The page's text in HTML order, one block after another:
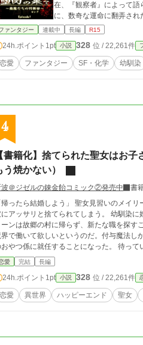
在、『観察者』によって語られます。 オタクな中年男女がコミカルに、生まれつ
に、数奇な運命に翻弄された三名は遠い未来で
成、全六章で紡がれます。 神々とは、悪魔とは、星々の意思とは、そして滅びとは…… この物語は令和から始ま
いたします。 ※挿
ァンタジー 連載中 長編 R15
24h.ポイント 1pt 小説 328 位 / 22,261件
恋愛 ファンタジー SF・化学 幼馴染
4
書籍化】捨てられた聖女はお子
う焼かない）
波＠ジゼルの錬金飴コミック②発売中
書
ったら結婚しよう」 聖女見習いのメイ
アッサリと捨てられてしまう。 幼馴染に婚約破棄
ンは故郷の村に帰らず、新たな職を探す
で働いて欲しいというのだ。付与魔法しか使えないが、役
やつ係に就任することになった。 待っ
）ばかり。 最初は冷たかった魔法使いの
する」 一方で、メイリーンが去った人間界では予想のつかないことが起きていた！？ ーーこれは捨てられた聖女が自
居場所を見つけるお話である。
愛 完結 長編
24h.ポイント 1pt 小説 328 位 / 22,261件
恋愛 異世界 ハッピーエンド 聖女